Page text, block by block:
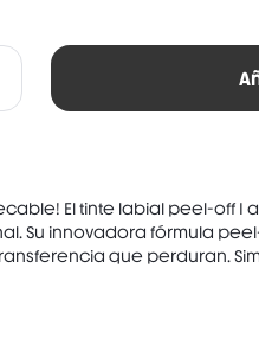
El tinte labial peel-off I
Su innovadora fórmula
que perduran.